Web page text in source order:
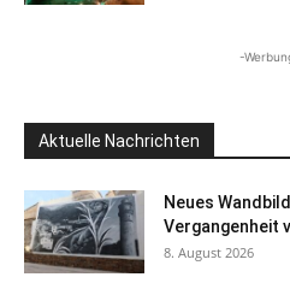
-
Aktuelle Nachrichten
Neues
Vergangenheit
8. August 2026